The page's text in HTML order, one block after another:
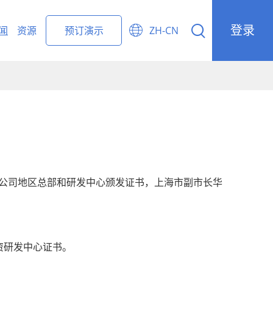
资源 预订演示  ZH-CN  登录
司地区总部和研发中心颁发证书，上海市副市长华
发中心证书。